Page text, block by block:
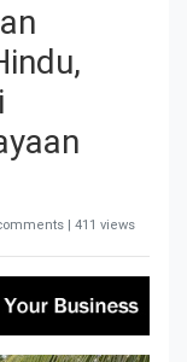
| 411 views